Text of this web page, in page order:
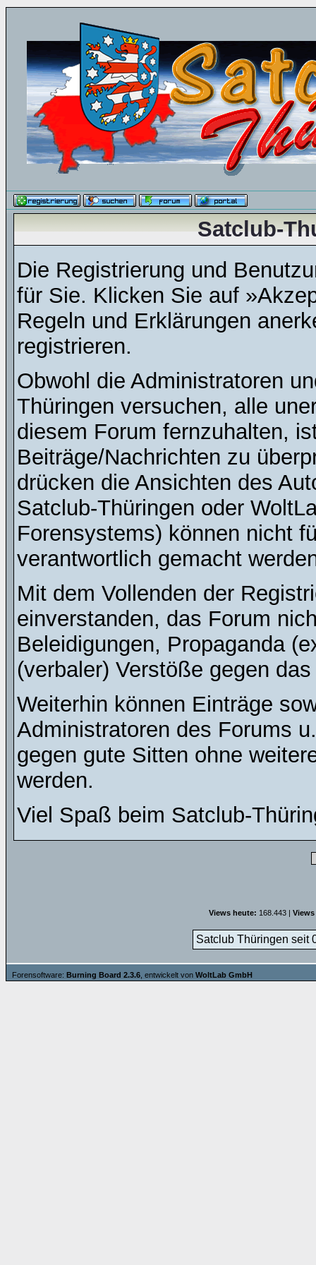
Satclub-
Die Registrierung und
für Sie. Klicken Sie auf
Regeln und Erklärungen
registrieren.
Obwohl die Administratoren
Thüringen versuchen, alle
diesem Forum fernzuhalten,
Beiträge/Nachrichten zu
drücken die Ansichten des
Satclub-Thüringen oder
Forensystems) können nicht
verantwortlich gemacht
Mit dem Vollenden der
einverstanden, das Forum
Beleidigungen, Propaganda
(verbaler) Verstöße gegen
Weiterhin können Einträge
Administratoren des Forums
gegen gute Sitten ohne
werden.
Viel Spaß beim Satclub-
Views heute: 168.443 |
Satclub Thüringen seit
Forensoftware: Burning Board 2.3.6 , entwickelt von WoltLab GmbH